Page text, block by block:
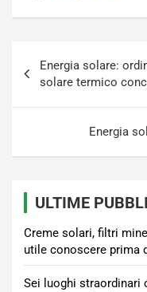
articoli
Energia solare:
solare termico
Energia
ULTIME
Creme solari, filtri
utile conoscere prima
Sei luoghi straordinari